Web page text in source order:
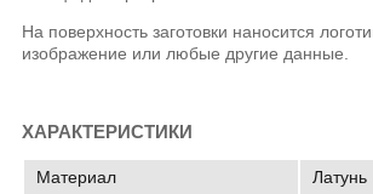
На поверхность заготовки наносится
изображение или любые другие данные.
ХАРАКТЕРИСТИКИ
Материал
Латунь